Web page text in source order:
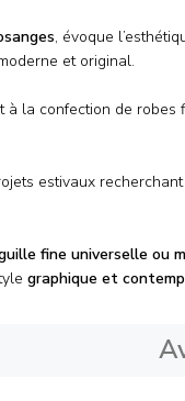
, évoque
et original.
à la confection de
estivaux
fine universelle ou
graphique et